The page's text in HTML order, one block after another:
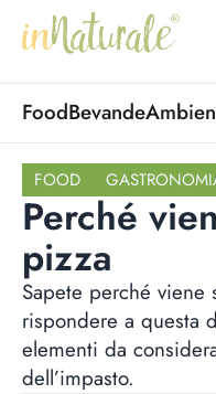
FoodBevande
FOOD
Perché
pizza
Sapete perché
rispondere a questa
elementi da
dell’impasto.